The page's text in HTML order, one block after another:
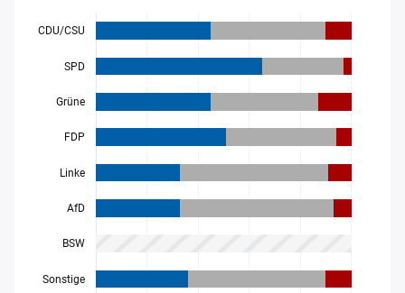
CDU/CSU
SPD
Grüne
FDP
Linke
AfD
BSW
Sonstige